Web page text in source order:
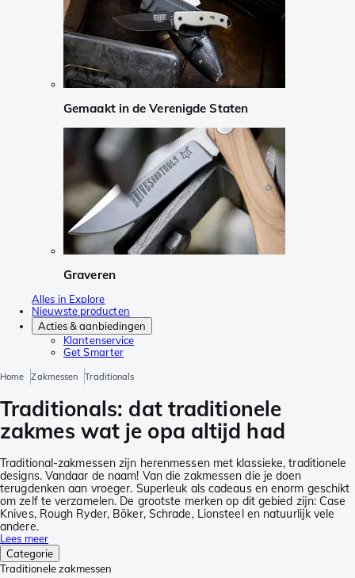
Gemaakt in de Verenigde Staten
Graveren
Alles in Explore
Nieuwste producten
Acties & aanbiedingen
Klantenservice
Get Smarter
Home Zakmessen Traditionals
Traditionals: dat traditionele
zakmes wat je opa altijd had
Traditional-zakmessen zijn herenmessen met klassieke, traditionele
designs. Vandaar de naam! Van die zakmessen die je doen
terugdenken aan vroeger. Superleuk als cadeaus en enorm geschikt
om zelf te verzamelen. De grootste merken op dit gebied zijn: Case
Knives, Rough Ryder, Böker, Schrade, Lionsteel en natuurlijk vele
andere.
Lees meer
Categorie
Traditionele zakmessen